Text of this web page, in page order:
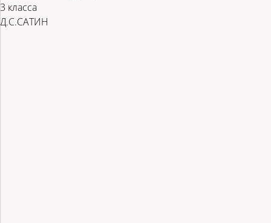
3 класса
Д.С.САТИН